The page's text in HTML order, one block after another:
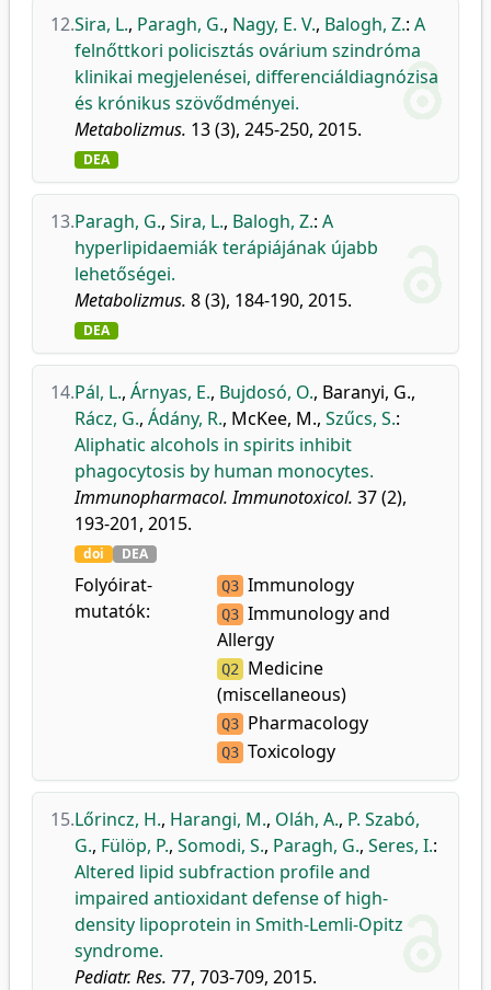
12.Sira, L., Paragh, G., Nagy, E. V., Balogh, Z.: A
felnőttkori policisztás ovárium szindróma
klinikai megjelenései, differenciáldiagnózisa
és krónikus szövődményei.
Metabolizmus. 13 (3), 245-250, 2015.
DEA
13.Paragh, G., Sira, L., Balogh, Z.: A
hyperlipidaemiák terápiájának újabb
lehetőségei.
Metabolizmus. 8 (3), 184-190, 2015.
DEA
14.Pál, L., Árnyas, E., Bujdosó, O., Baranyi, G.,
Rácz, G., Ádány, R., McKee, M., Szűcs, S.:
Aliphatic alcohols in spirits inhibit
phagocytosis by human monocytes.
Immunopharmacol. Immunotoxicol. 37 (2),
193-201, 2015.
doi DEA
Folyóirat-
mutatók:
Q3 Immunology
Q3 Immunology and
Allergy
Q2
Medicine
(miscellaneous)
Q3 Pharmacology
Q3 Toxicology
15.Lőrincz, H., Harangi, M., Oláh, A., P. Szabó,
G., Fülöp, P., Somodi, S., Paragh, G., Seres, I.:
Altered lipid subfraction profile and
impaired antioxidant defense of high-
density lipoprotein in Smith-Lemli-Opitz
syndrome.
Pediatr. Res. 77, 703-709, 2015.